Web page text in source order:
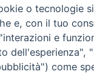
Mariae in Diocesi
o tecnologie
e, con il tuo
e
dell'esperienza",
come